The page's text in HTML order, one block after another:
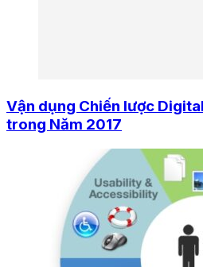
Vận dụng Chiến lược
trong Năm 2017